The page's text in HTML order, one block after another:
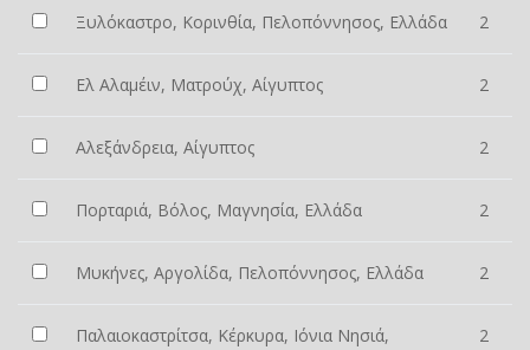
Ξυλόκαστρο, Κορινθία, Πελοπόννησος, Ελλάδα 2
Ελ Αλαμέιν, Ματρούχ, Αίγυπτος 2
Αλεξάνδρεια, Αίγυπτος 2
Πορταριά, Βόλος, Μαγνησία, Ελλάδα 2
Μυκήνες, Αργολίδα, Πελοπόννησος, Ελλάδα 2
Παλαιοκαστρίτσα, Κέρκυρα, Ιόνια Νησιά, 2